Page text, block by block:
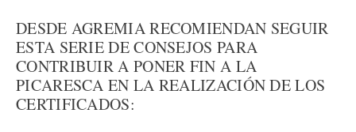
DESDE AGREMIA RECOMIENDAN SEGUIR
ESTA SERIE DE CONSEJOS PARA
CONTRIBUIR A PONER FIN A LA
PICARESCA EN LA REALIZACIÓN DE LOS
CERTIFICADOS: